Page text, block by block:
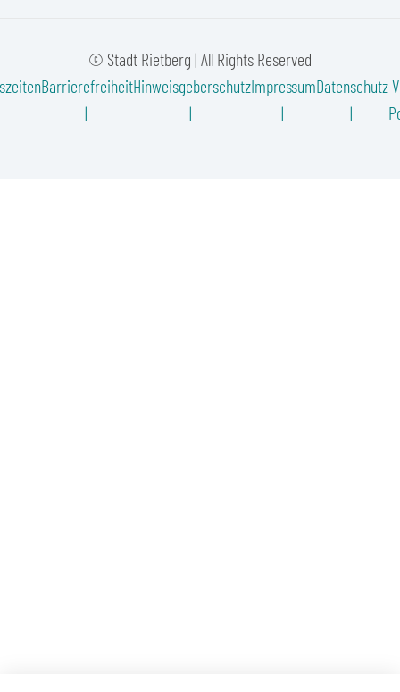
© Stadt Rietberg | All Rights Reserved
BarrierefreiheitHinweisgeberschutzImpressumDatenschutz